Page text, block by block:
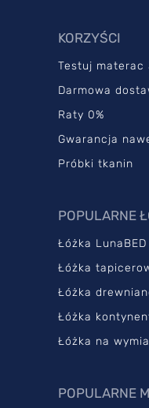
KORZYŚCI
Testuj materac
Darmowa
Raty 0%
Gwarancja
Próbki tkanin
POPULARNE
Łóżka LunaBED
Łóżka
Łóżka
Łóżka
Łóżka na
POPULARNE